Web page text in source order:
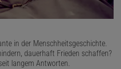
in der Menschheitsgeschichte.
dauerhaft Frieden schaffen?
langem Antworten.